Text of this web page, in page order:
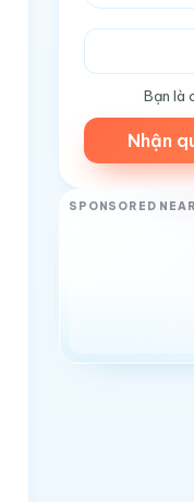
Bạn là
Nhận
SPONSORED